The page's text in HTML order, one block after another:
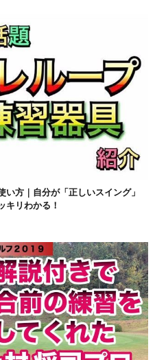
方｜自分が「正しいスイング」
キリわかる！